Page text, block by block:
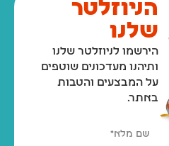
הניוזלטר
שלנו
הירשמו לניוזלטר שלנו
ותיהנו מעדכונים שוטפים
על המבצעים והטבות
באתר.